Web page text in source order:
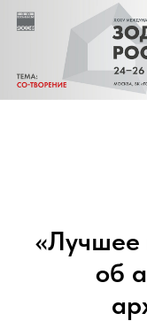
«Лучшее
об